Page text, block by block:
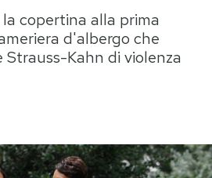
Consumismi
Storie/Idee
Altrecose
Mondiali calcio 2026
copertina alla prima
d'albergo che
Strauss-Kahn di violenza